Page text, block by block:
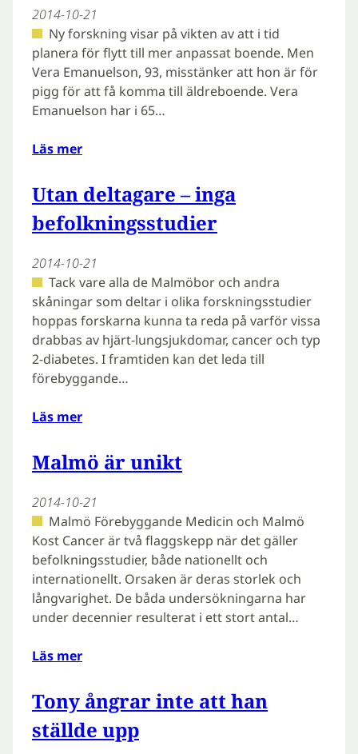
2014-10-21
Ny forskning visar på vikten av att i tid
planera för flytt till mer anpassat boende. Men
Vera Emanuelson, 93, misstänker att hon är för
pigg för att få komma till äldreboende. Vera
Emanuelson har i 65…
Läs mer
Utan deltagare – inga
befolkningsstudier
2014-10-21
Tack vare alla de Malmöbor och andra
skåningar som deltar i olika forskningsstudier
hoppas forskarna kunna ta reda på varför vissa
drabbas av hjärt-lungsjukdomar, cancer och typ
2-diabetes. I framtiden kan det leda till
förebyggande…
Läs mer
Malmö är unikt
2014-10-21
Malmö Förebyggande Medicin och Malmö
Kost Cancer är två flaggskepp när det gäller
befolkningsstudier, både nationellt och
internationellt. Orsaken är deras storlek och
långvarighet. De båda undersökningarna har
under decennier resulterat i ett stort antal…
Läs mer
Tony ångrar inte att han
ställde upp